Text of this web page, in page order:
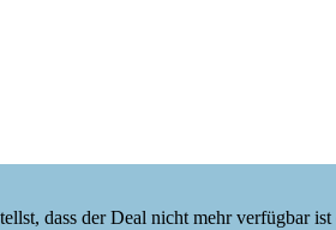
dass der Deal nicht mehr verfügbar